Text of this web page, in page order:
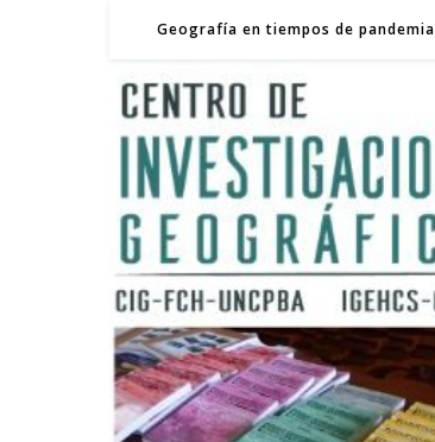
Geografía en tiempos de pandemia